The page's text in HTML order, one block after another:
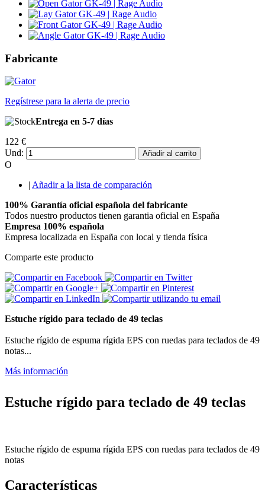
Fabricante
Regístrese para la alerta de precio
Entrega en 5-7 días
122 €
Und:
Añadir al carrito
O
| Añadir a la lista de comparación
100% Garantía oficial española del fabricante
Todos nuestro productos tienen garantia oficial en España
Empresa 100% española
Empresa localizada en España con local y tienda física
Comparte este producto
Estuche rígido para teclado de 49 teclas
Estuche rígido de espuma rígida EPS con ruedas para teclados de 49
notas...
Más información
Estuche rígido para teclado de 49 teclas
Estuche rígido de espuma rígida EPS con ruedas para teclados de 49
notas
Características